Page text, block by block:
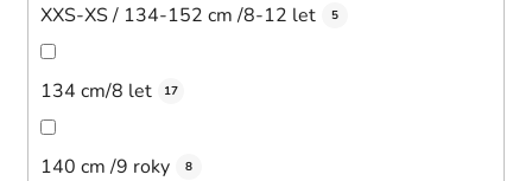
XXS-XS / 134-152 cm /8-12 let 5
134 cm/8 let 17
140 cm /9 roky 8